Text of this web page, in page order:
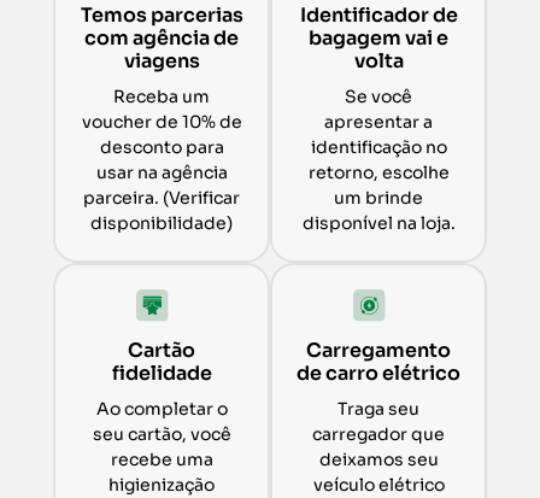
Temos parcerias
com agência de
viagens
Receba um
voucher de 10% de
desconto para
usar na agência
parceira. (Verificar
disponibilidade)
Identificador de
bagagem vai e
volta
Se você
apresentar a
identificação no
retorno, escolhe
um brinde
disponível na loja.
Cartão
fidelidade
Ao completar o
seu cartão, você
recebe uma
higienização
Carregamento
de carro elétrico
Traga seu
carregador que
deixamos seu
veículo elétrico